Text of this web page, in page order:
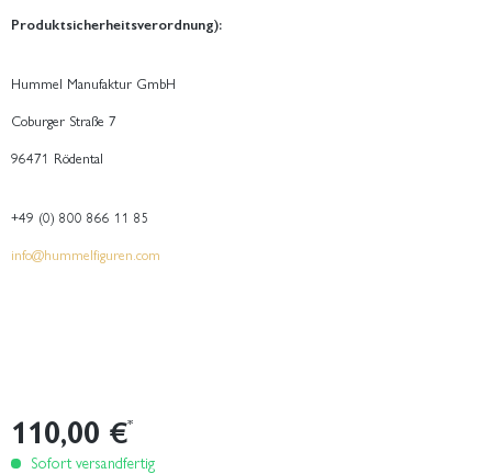
Produktsicherheitsverordnung):
Hummel Manufaktur GmbH
Coburger Straße 7
96471 Rödental
+49 (0) 800 866 11 85
info@hummelfiguren.com
110,00 €*
Sofort versandfertig